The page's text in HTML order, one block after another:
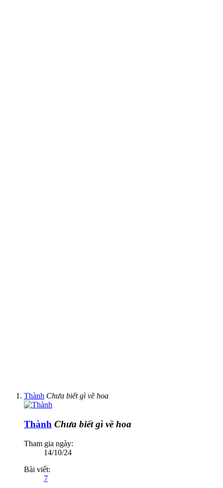
Thành Chưa biết gì về hoa
Thành Chưa biết gì về hoa
Tham gia ngày:
14/10/24
Bài viết:
7